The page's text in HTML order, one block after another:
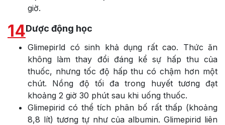
giờ.
14Dược động học
Glimepirld có sinh khả dụng rất cao. Thức ăn
không làm thay đổi đáng kể sự hấp thu của
thuốc, nhưng tốc độ hấp thu có chậm hơn một
chút. Nồng độ tối đa trong huyết tương đạt
khoảng 2 giờ 30 phút sau khi uống thuốc.
Glimepirid có thể tích phân bố rất thấp (khoảng
8,8 lít) tương tự như của albumin. Glimepirid liên